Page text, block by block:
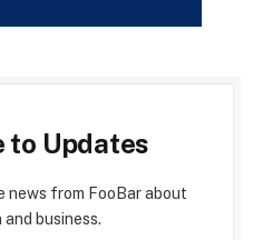
to Updates
from FooBar about
business.